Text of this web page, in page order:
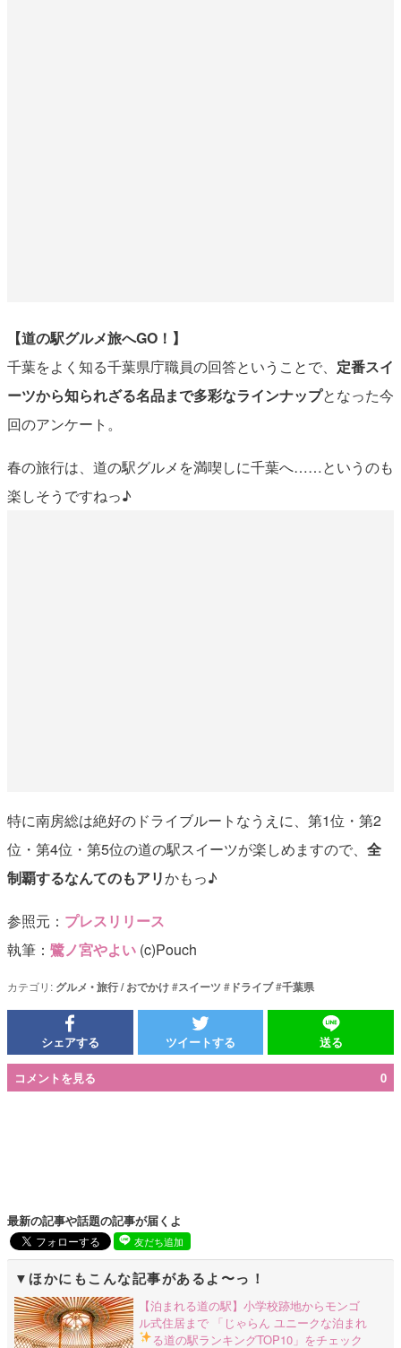
【道の駅グルメ旅へGO！】
千葉をよく知る千葉県庁職員の回答ということで、 定番スイ
ーツから知られざる名品まで多彩なラインナップとなった今
回のアンケート。
春の旅行は、道の駅グルメを満喫しに千葉へ……というのも
楽しそうですねっ♪
特に南房総は絶好のドライブルートなうえに、第1位・第2
位・第4位・第5位の道の駅スイーツが楽しめますので、 全
制覇するなんてのもアリかもっ♪
参照元： プレスリリース
執筆： 鷺ノ宮やよい(c)Pouch
カテゴリ: グルメ •旅行 / おでかけ#スイーツ #ドライブ#千葉県
シェアする ツイートする 送る
コメントを見る 0
最新の記事や話題の記事が届くよ
友だち追加
ほかにもこんな記事があるよ〜っ！
【泊まれる道の駅】小学校跡地からモンゴ
ル式住居まで 「じゃらん ユニークな泊まれ
る道の駅ランキングTOP10」をチェック